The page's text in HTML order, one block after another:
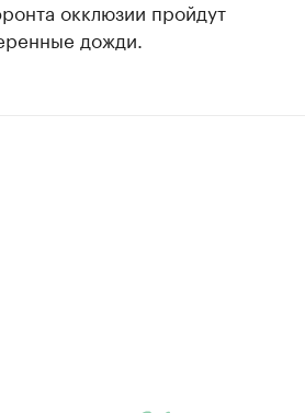
окклюзии пройдут
дожди.